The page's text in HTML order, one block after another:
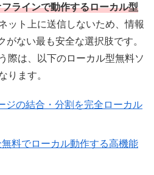
ラインで動作するローカル型
ット上に送信しないため、情報
ない最も安全な選択肢です。
際は、以下のローカル型無料ソ
ります。
の結合・分割を完全ローカル
料でローカル動作する高機能